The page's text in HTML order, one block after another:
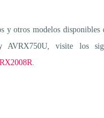
y otros modelos disponibles
visite los